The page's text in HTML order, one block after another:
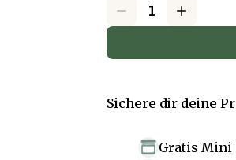
Sichere dir deine
Gratis Mini